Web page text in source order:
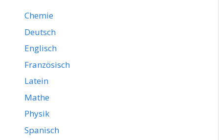
Chemie
Deutsch
Englisch
Französisch
Latein
Mathe
Physik
Spanisch